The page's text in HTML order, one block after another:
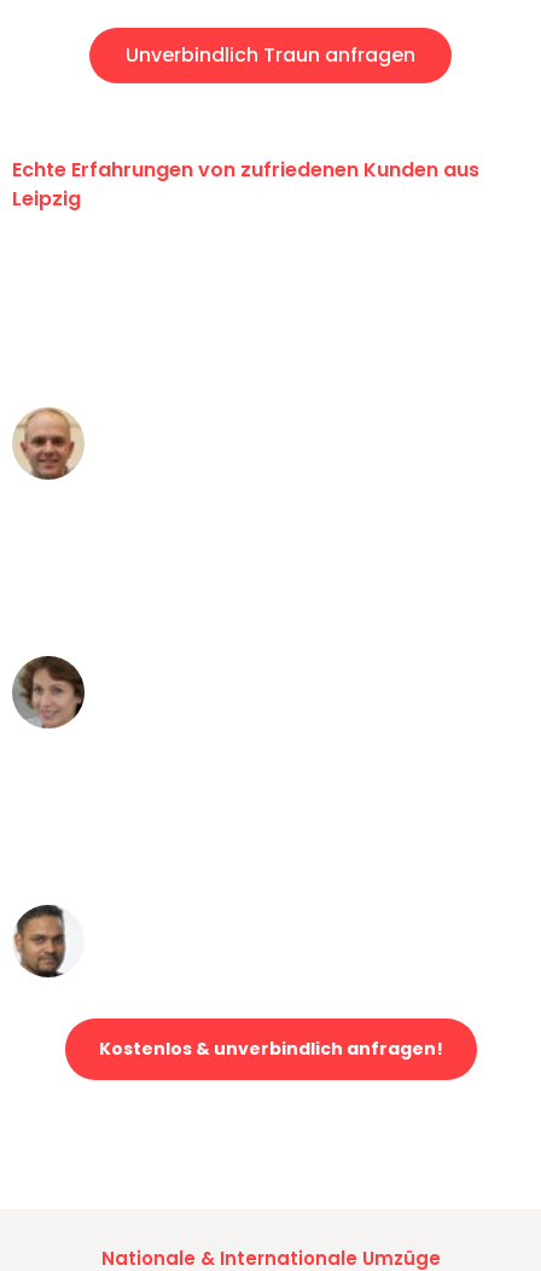
Unverbindlich Traun anfragen
Echte Erfahrungen von zufriedenen Kunden aus
Leipzig
Kostenlos & unverbindlich anfragen!
Nationale & Internationale Umzüge